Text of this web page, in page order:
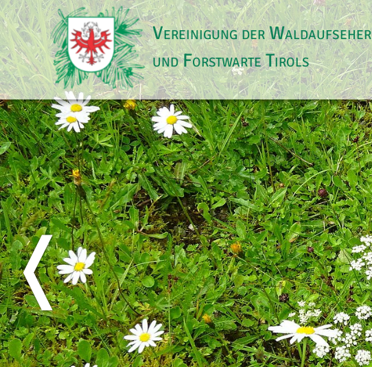
Vereinigung der Waldaufseher
und Forstwarte Tirols
❬